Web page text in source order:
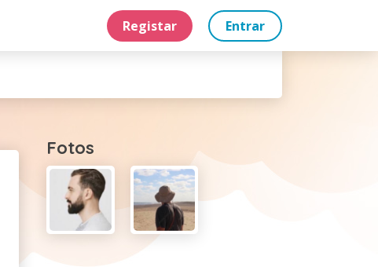
Registar Entrar
Fotos